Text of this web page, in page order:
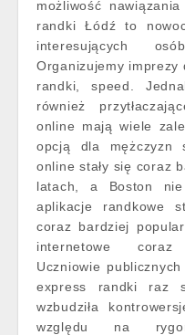
możliwość
randki Łódź to
interesujących
Organizujemy imprezy
randki, speed.
również
online mają wiele
opcją dla mężczyzn
online stały się coraz
latach, a Boston nie
aplikacje randkowe
coraz bardziej
internetowe coraz
Uczniowie
express randki raz
wzbudziła
względu na